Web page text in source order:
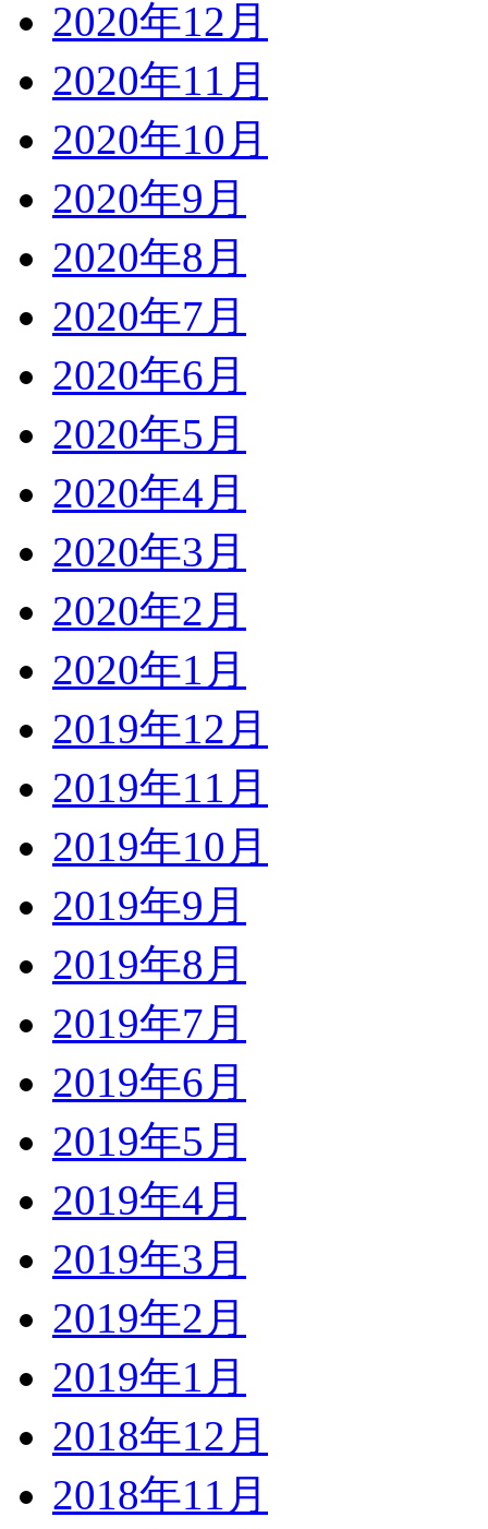
2020年12月
2020年11月
2020年10月
2020年9月
2020年8月
2020年7月
2020年6月
2020年5月
2020年4月
2020年3月
2020年2月
2020年1月
2019年12月
2019年11月
2019年10月
2019年9月
2019年8月
2019年7月
2019年6月
2019年5月
2019年4月
2019年3月
2019年2月
2019年1月
2018年12月
2018年11月